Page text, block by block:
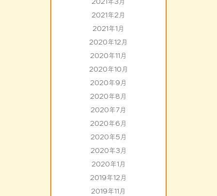
2021年2月
2021年1月
2020年12月
2020年11月
2020年10月
2020年9月
2020年8月
2020年7月
2020年6月
2020年5月
2020年3月
2020年1月
2019年12月
2019年11月